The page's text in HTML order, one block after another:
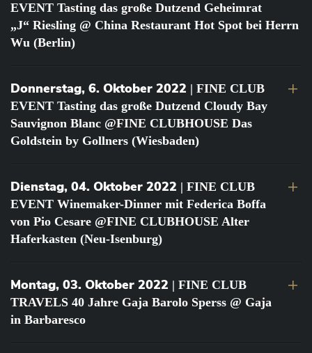
EVENT Tasting das große Dutzend Geheimrat
„J“ Riesling @ China Restaurant Hot Spot bei Herrn
Wu (Berlin)
Donnerstag, 6. Oktober 2022 | FINE CLUB
EVENT Tasting das große Dutzend Cloudy Bay
Sauvignon Blanc @FINE CLUBHOUSE Das
Goldstein by Gollners (Wiesbaden)
Dienstag, 04. Oktober 2022 | FINE CLUB
EVENT Winemaker-Dinner mit Federica Boffa
von Pio Cesare @FINE CLUBHOUSE Alter
Haferkasten (Neu-Isenburg)
Montag, 03. Oktober 2022 | FINE CLUB
TRAVELS 40 Jahre Gaja Barolo Sperss @ Gaja
in Barbaresco